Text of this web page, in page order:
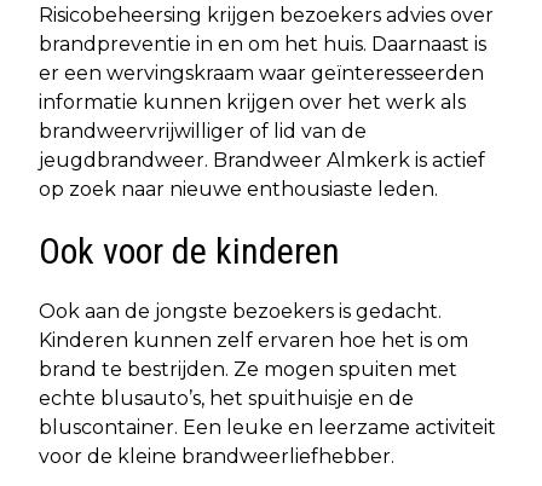
Risicobeheersing krijgen bezoekers advies over
brandpreventie in en om het huis. Daarnaast is
er een wervingskraam waar geïnteresseerden
informatie kunnen krijgen over het werk als
brandweervrijwilliger of lid van de
jeugdbrandweer. Brandweer Almkerk is actief
op zoek naar nieuwe enthousiaste leden.
Ook voor de kinderen
Ook aan de jongste bezoekers is gedacht.
Kinderen kunnen zelf ervaren hoe het is om
brand te bestrijden. Ze mogen spuiten met
echte blusauto’s, het spuithuisje en de
bluscontainer. Een leuke en leerzame activiteit
voor de kleine brandweerliefhebber.